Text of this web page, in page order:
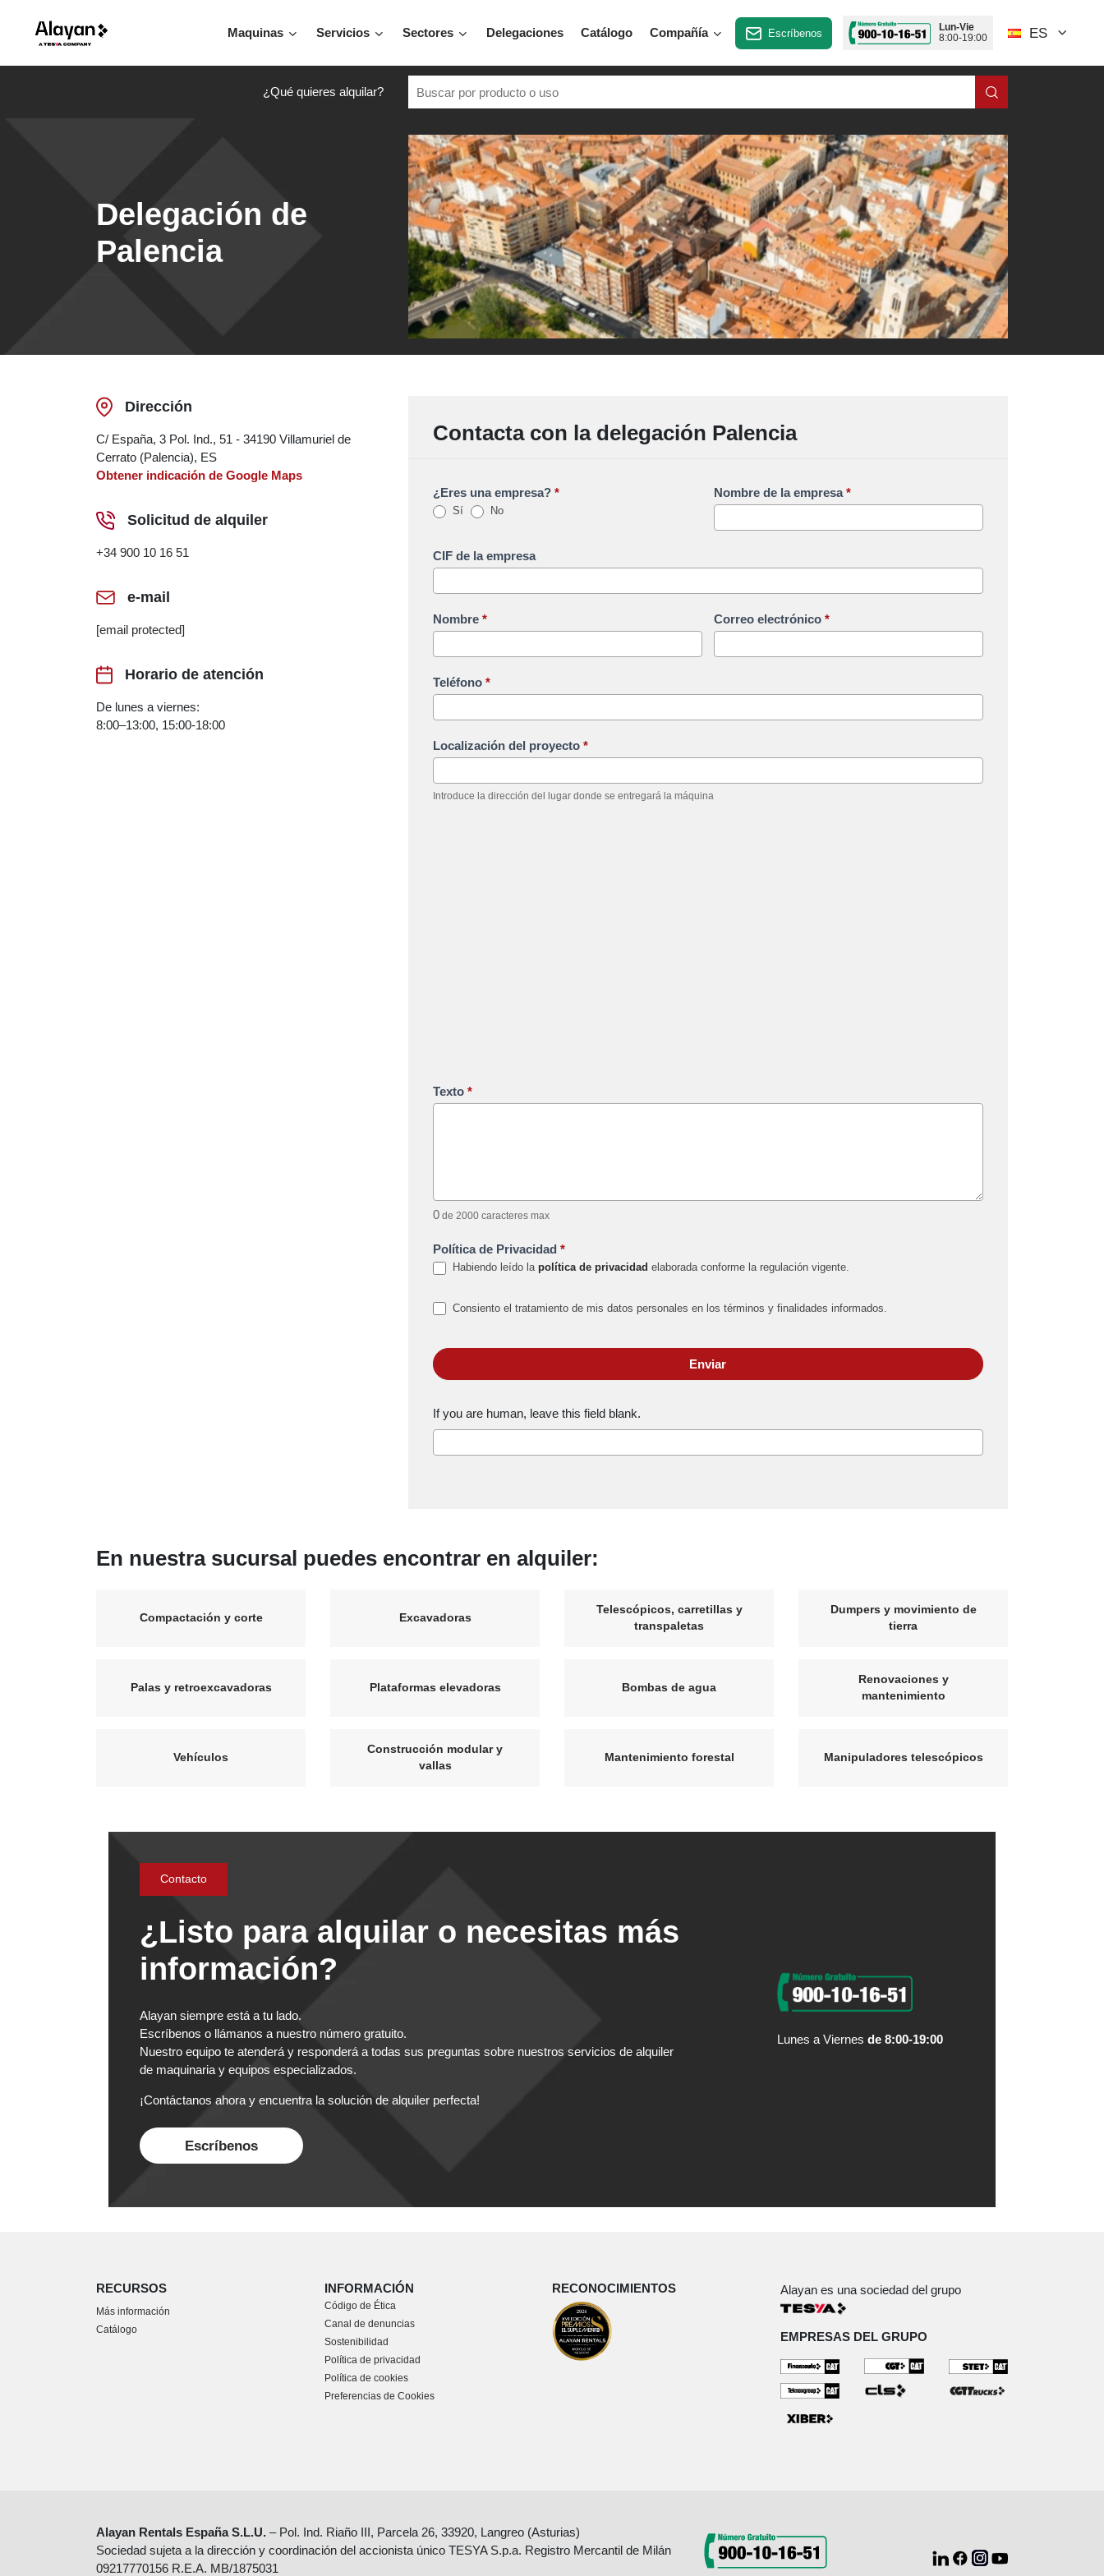
Maquinas Servicios Sectores Delegaciones Catálogo Compañía Escríbenos
Lun-Vie
8:00-19:00
ES
¿Qué quieres alquilar?
Delegación de
Palencia
Dirección
C/ España, 3 Pol. Ind., 51 - 34190 Villamuriel de
Cerrato (Palencia), ES
Obtener indicación de Google Maps
Solicitud de alquiler
+34 900 10 16 51
e-mail
[email protected]
Horario de atención
De lunes a viernes:
8:00–13:00, 15:00-18:00
Contacta con la delegación Palencia
¿Eres una empresa? *
Sí No
Nombre de la empresa*
CIF de la empresa
Nombre * Correo electrónico *
Teléfono *
Localización del proyecto *
Introduce la dirección del lugar donde se entregará la máquina
Texto *
0 de 2000 caracteres max
Política de Privacidad *
Habiendo leído la política de privacidad elaborada conforme la regulación vigente.
Consiento el tratamiento de mis datos personales en los términos y finalidades informados.
Enviar
If you are human, leave this field blank.
En nuestra sucursal puedes encontrar en alquiler:
Compactación y corte Excavadoras
Telescópicos, carretillas y
transpaletas
Dumpers y movimiento de
tierra
Palas y retroexcavadoras Plataformas elevadoras Bombas de agua
Renovaciones y
mantenimiento
Vehículos
Construcción modular y
vallas
Mantenimiento forestal Manipuladores telescópicos
Contacto
¿Listo para alquilar o necesitas más
información?
Alayan siempre está a tu lado.
Escríbenos o llámanos a nuestro número gratuito.
Nuestro equipo te atenderá y responderá a todas sus preguntas sobre nuestros servicios de alquiler
de maquinaria y equipos especializados.
¡Contáctanos ahora y encuentra la solución de alquiler perfecta!
Escríbenos
Lunes a Viernes de 8:00-19:00
RECURSOS
Más información
Catálogo
INFORMACIÓN
Código de Ética
Canal de denuncias
Sostenibilidad
Política de privacidad
Política de cookies
Preferencias de Cookies
RECONOCIMIENTOS Alayan es una sociedad del grupo
EMPRESAS DEL GRUPO
Alayan Rentals España S.L.U. – Pol. Ind. Riaño III, Parcela 26, 33920, Langreo (Asturias)
Sociedad sujeta a la dirección y coordinación del accionista único TESYA S.p.a. Registro Mercantil de Milán
09217770156 R.E.A. MB/1875031